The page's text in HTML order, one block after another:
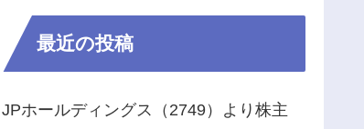
最近の投稿
JPホールディングス（2749）より株主